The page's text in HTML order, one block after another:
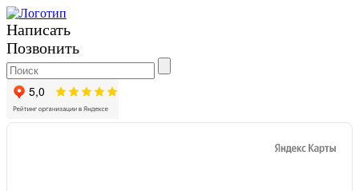
Написать
Позвонить